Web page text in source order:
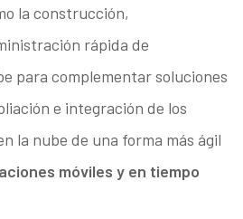
la construcción,
rápida de
para complementar soluciones
e integración de los
la nube de una forma más ágil
móviles y en tiempo